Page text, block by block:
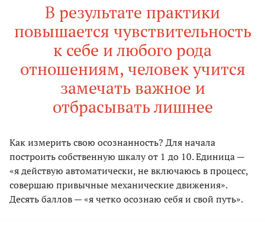
В результате практики
повышается чувствительность
к себе и любого рода
отношениям, человек учится
замечать важное и
отбрасывать лишнее
Как измерить свою осознанность? Для начала
построить собственную шкалу от 1 до 10. Единица —
«я действую автоматически, не включаюсь в процесс,
совершаю привычные механические движения».
Десять баллов — «я четко осознаю себя и свой путь».